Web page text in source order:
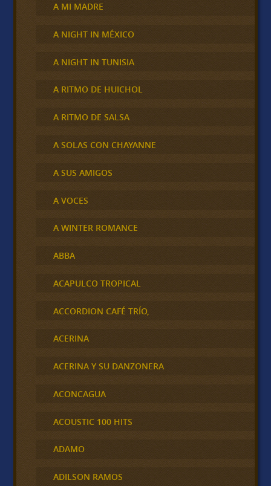
A MI MADRE
A NIGHT IN MÉXICO
A NIGHT IN TUNISIA
A RITMO DE HUICHOL
A RITMO DE SALSA
A SOLAS CON CHAYANNE
A SUS AMIGOS
A VOCES
A WINTER ROMANCE
ABBA
ACAPULCO TROPICAL
ACCORDION CAFÉ TRÍO,
ACERINA
ACERINA Y SU DANZONERA
ACONCAGUA
ACOUSTIC 100 HITS
ADAMO
ADILSON RAMOS